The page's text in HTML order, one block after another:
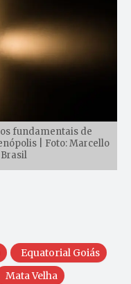
fundamentais de
| Foto: Marcello
Brasil
Equatorial Goiás
Mata Velha